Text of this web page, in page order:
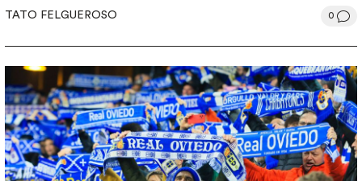
TATO FELGUEROSO 0